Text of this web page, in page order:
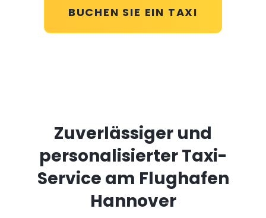
BUCHEN SIE EIN TAXI
Zuverlässiger und
personalisierter Taxi-
Service am Flughafen
Hannover